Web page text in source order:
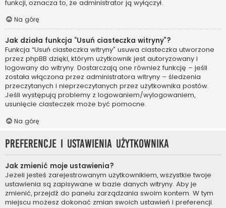
funkcji, oznacza to, że administrator ją wyłączył.
Na górę
Jak działa funkcja “Usuń ciasteczka witryny”?
Funkcja “Usuń ciasteczka witryny” usuwa ciasteczka utworzone
przez phpBB dzięki, którym użytkownik jest autoryzowany i
logowany do witryny. Dostarczają one również funkcję – jeśli
została włączona przez administratora witryny – śledzenia
przeczytanych i nieprzeczytanych przez użytkownika postów.
Jeśli występują problemy z logowaniem/wylogowaniem,
usunięcie ciasteczek może być pomocne.
Na górę
Preferencje i ustawienia użytkownika
Jak zmienić moje ustawienia?
Jeżeli jesteś zarejestrowanym użytkownikiem, wszystkie twoje
ustawienia są zapisywane w bazie danych witryny. Aby je
zmienić, przejdź do panelu zarządzania swoim kontem. W tym
miejscu możesz dokonać zmian swoich ustawień i preferencji.